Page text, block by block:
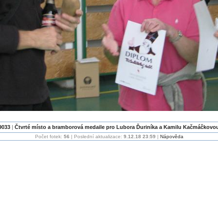
| Čtvrté místo a bramborová medaile pro Lubora Ďuriníka a Kamilu
Počet fotek: 56 | Poslední aktualizace: 9.12.18 23:59 | Nápověda